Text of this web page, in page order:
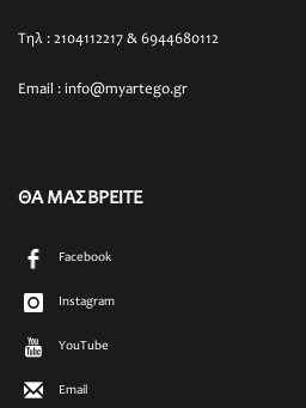
Τηλ : 2104112217 & 6944680112
Email : info@myartego.gr
ΘΑ ΜΑΣ ΒΡΕΙΤΕ
Facebook
Instagram
YouTube
Email